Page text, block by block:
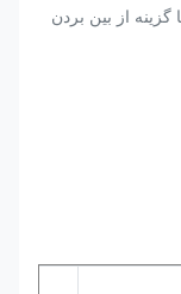
از بین بردن